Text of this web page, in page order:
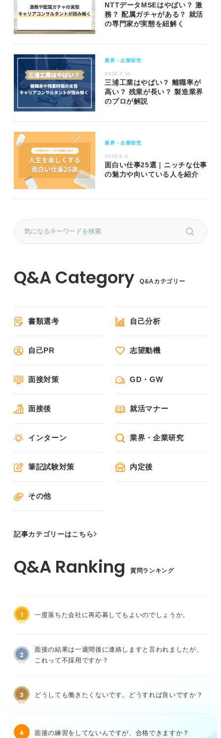
NTTデータMSEはやばい？ 激
務？ 配属ガチャがある？ 就活
の専門家が実態を紐解く
業界・企業研究
2026.7.30
三浦工業はやばい？ 離職率が
高い？ 残業が長い？ 製造業界
のプロが解説
業界・企業研究
2026.6.4
面白い仕事25選｜ニッチな仕事
の魅力や向いている人を紹介
Q&Aカテゴリー
書類選考 自己分析
自己PR 志望動機
面接対策 GD・GW
面接後 就活マナー
インターン 業界・企業研究
筆記試験対策 内定後
その他
記事カテゴリーはこちら
質問ランキング
1 一度落ちた会社に再応募してもよいのでしょうか。
2
面接の結果は一週間後に連絡しますと言われましたが、
これって不採用ですか？
3 どうしても働きたくないです。どうすれば良いですか？
4 面接の練習をしてないんですが、合格できますか？